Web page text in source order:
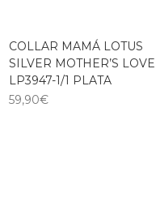
COLLAR MAMÁ LOTUS
SILVER MOTHER’S LOVE
LP3947-1/1 PLATA
59,90€